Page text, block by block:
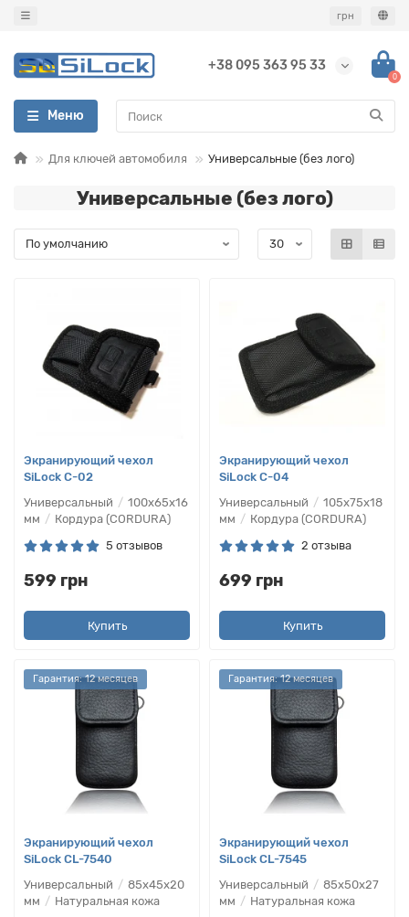
грн
+38 095 363 95 33
0
Меню
Для ключей автомобиля Универсальные (без лого)
Универсальные (без лого)
Экранирующий чехол
SiLock C-02
Универсальный
100х65х16
мм
Кордура (CORDURA)
5 отзывов
599 грн
Купить
Экранирующий чехол
SiLock C-04
Универсальный
105х75х18
мм
Кордура (CORDURA)
2 отзыва
699 грн
Купить
Гарантия: 12 месяцев
Экранирующий чехол
SiLock CL-7540
Универсальный
85х45х20
мм
Натуральная кожа
Гарантия: 12 месяцев
Экранирующий чехол
SiLock CL-7545
Универсальный
85х50х27
мм
Натуральная кожа